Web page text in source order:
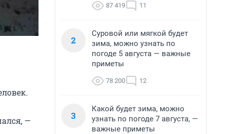
—
87 419 11
2
Суровой или мягкой будет
зима, можно узнать по
погоде 5 августа — важные
приметы
78 200 12
3
Какой будет зима, можно
узнать по погоде 7 августа, —
важные приметы